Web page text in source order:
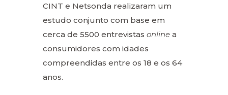
CINT e Netsonda realizaram um
estudo conjunto com base em
cerca de 5500 entrevistas online a
consumidores com idades
compreendidas entre os 18 e os 64
anos.